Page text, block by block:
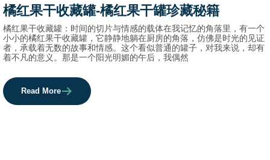
names.
橘红果干收藏罐-橘红果干罐珍藏秘籍
橘红果干收藏罐：时间的切片与情感的载体在我记忆的角落里，有一个
小小的橘红果干收藏罐，它静静地躺在厨房的角落，仿佛是时光的见证
者，承载着无数的故事和情感。这个看似普通的罐子，对我来说，却有
着不凡的意义。那是一个阳光明媚的午后，我偶然
Read More